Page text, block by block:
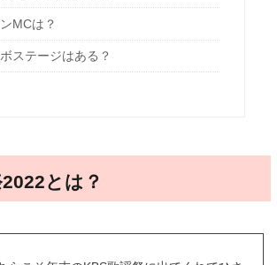
MCは？
ステージはある？
とは？